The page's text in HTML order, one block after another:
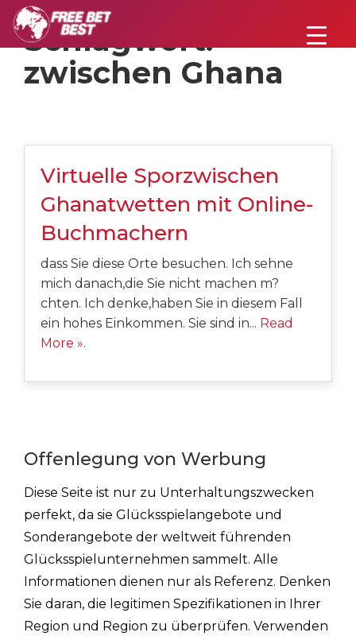
Schlagwort:
zwischen Ghana
Virtuelle Sporzwischen
Ghanatwetten mit Online-
Buchmachern
dass Sie diese Orte besuchen. Ich sehne
mich danach,die Sie nicht machen m?
chten. Ich denke,haben Sie in diesem Fall
ein hohes Einkommen. Sie sind in... Read
More ».
Offenlegung von Werbung
Diese Seite ist nur zu Unterhaltungszwecken
perfekt, da sie Glücksspielangebote und
Sonderangebote der weltweit führenden
Glücksspielunternehmen sammelt. Alle
Informationen dienen nur als Referenz. Denken
Sie daran, die legitimen Spezifikationen in Ihrer
Region und Region zu überprüfen. Verwenden